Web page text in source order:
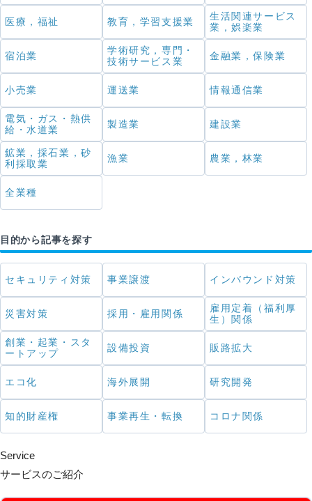
医療，福祉 教育，学習支援業
生活関連サービス
業，娯楽業
宿泊業
学術研究，専門・
技術サービス業
金融業，保険業
小売業 運送業 情報通信業
電気・ガス・熱供
給・水道業
製造業 建設業
鉱業，採石業，砂
利採取業
漁業 農業，林業
全業種
目的から記事を探す
セキュリティ対策 事業譲渡 インバウンド対策
災害対策 採用・雇用関係
雇用定着（福利厚
生）関係
創業・起業・スタ
ートアップ
設備投資 販路拡大
エコ化 海外展開 研究開発
知的財産権 事業再生・転換 コロナ関係
Service
サービスのご紹介